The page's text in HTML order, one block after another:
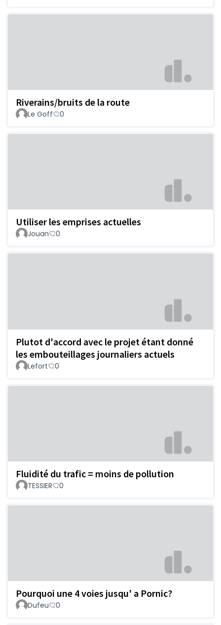
Riverains/bruits de la route
Le Goff 0
Utiliser les emprises actuelles
Jouan 0
Plutot d'accord avec le projet étant donné
les embouteillages journaliers actuels
Lefort 0
Fluidité du trafic = moins de pollution
TESSIER 0
Pourquoi une 4 voies jusqu' a Pornic?
Dufeu 0